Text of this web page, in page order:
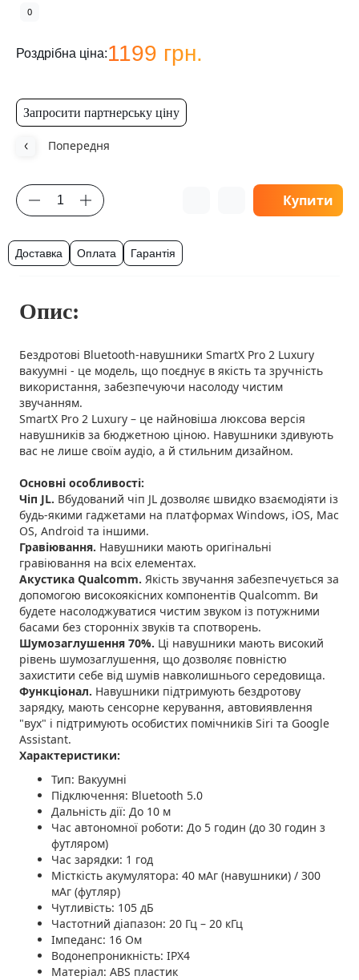
0
Запросити партнерську ціну
Попередня
Роздрібна ціна:1199 грн.
Купити
Доставка Оплата Гарантія
Опис:
Бездротові Bluetooth-навушники SmartX Pro 2 Luxury
вакуумні - це модель, що поєднує в якість та зручність
використання, забезпечуючи насолоду чистим
звучанням.
SmartX Pro 2 Luxury – це найновіша люксова версія
навушників за бюджетною ціною. Навушники здивують
вас не лише своїм аудіо, а й стильним дизайном.
Основні особливості:
Чіп JL. Вбудований чіп JL дозволяє швидко взаємодіяти із
будь-якими гаджетами на платформах Windows, iOS, Mac
OS, Android та іншими.
Гравіювання. Навушники мають оригінальні
гравіювання на всіх елементах.
Акустика Qualcomm. Якість звучання забезпечується за
допомогою високоякісних компонентів Qualcomm. Ви
будете насолоджуватися чистим звуком із потужними
басами без сторонніх звуків та спотворень.
Шумозаглушення 70%. Ці навушники мають високий
рівень шумозаглушення, що дозволяє повністю
захистити себе від шумів навколишнього середовища.
Функціонал. Навушники підтримують бездротову
зарядку, мають сенсорне керування, автовиявлення
"вух" і підтримують особистих помічників Siri та Google
Assistant.
Характеристики:
Тип: Вакуумні
Підключення: Bluetooth 5.0
Дальність дії: До 10 м
Час автономної роботи: До 5 годин (до 30 годин з
футляром)
Час зарядки: 1 год
Місткість акумулятора: 40 мАг (навушники) / 300
мАг (футляр)
Чутливість: 105 дБ
Частотний діапазон: 20 Гц – 20 кГц
Імпеданс: 16 Ом
Водонепроникність: IPX4
Матеріал: ABS пластик